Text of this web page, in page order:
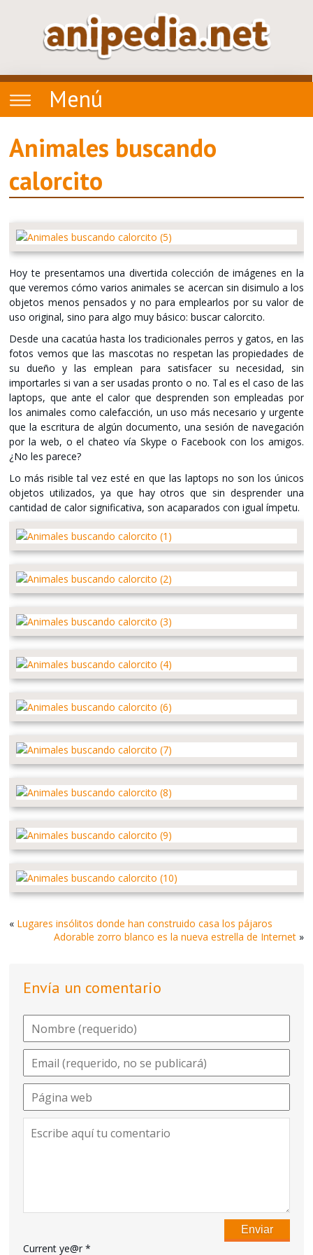
Menú
Animales buscando
calorcito
Hoy te presentamos una divertida colección de imágenes en la
que veremos cómo varios animales se acercan sin disimulo a los
objetos menos pensados y no para emplearlos por su valor de
uso original, sino para algo muy básico: buscar calorcito.
Desde una cacatúa hasta los tradicionales perros y gatos, en las
fotos vemos que las mascotas no respetan las propiedades de
su dueño y las emplean para satisfacer su necesidad, sin
importarles si van a ser usadas pronto o no. Tal es el caso de las
laptops, que ante el calor que desprenden son empleadas por
los animales como calefacción, un uso más necesario y urgente
que la escritura de algún documento, una sesión de navegación
por la web, o el chateo vía Skype o Facebook con los amigos.
¿No les parece?
Lo más risible tal vez esté en que las laptops no son los únicos
objetos utilizados, ya que hay otros que sin desprender una
cantidad de calor significativa, son acaparados con igual ímpetu.
« Lugares insólitos donde han construido casa los pájaros
Adorable zorro blanco es la nueva estrella de Internet»
Envía un comentario
Current ye@r*